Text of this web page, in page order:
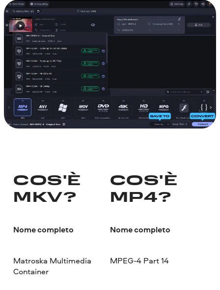
COS'È
MKV?
Nome completo
Matroska Multimedia
Container
COS'È
MP4?
Nome completo
MPEG-4 Part 14